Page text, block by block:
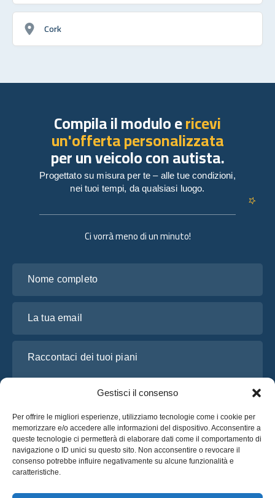
Gestisci il consenso
Per offrire le migliori esperienze, utilizziamo tecnologie come i cookie per
memorizzare e/o accedere alle informazioni del dispositivo. Acconsentire a
queste tecnologie ci permetterà di elaborare dati come il comportamento di
navigazione o ID unici su questo sito. Non acconsentire o revocare il
consenso potrebbe influire negativamente su alcune funzionalità e
caratteristiche.
Cork
Ci vorrà meno di un minuto!
Ho letto e accetto l’
Compila il modulo ericevi
un'offerta personalizzata
per un veicolo con autista.
Progettato su misura per te – alle tue condizioni,
nei tuoi tempi, da qualsiasi luogo.